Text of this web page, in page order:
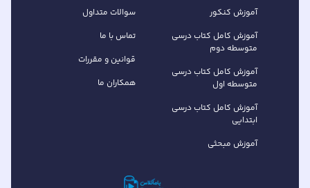
آموزش کنکور
آموزش کامل کتاب‌ درسی
متوسطه دوم
آموزش کامل کتاب‌ درسی
متوسطه اول
آموزش کامل کتاب درسی
ابتدایی
آموزش مبحثی
سوالات متداول
تماس با ما
قوانین و مقررات
همکاران ما